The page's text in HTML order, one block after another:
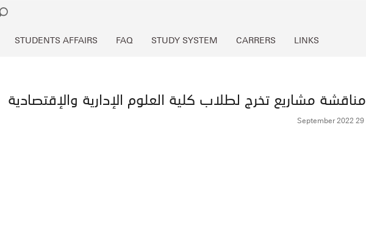
STUDENTS AFFAIRS FAQ STUDY SYSTEM CARRERS LINKS
مناقشة مشاريع تخرج لطلاب كلية العلوم الإدارية والإقتصادية
29 September 2022